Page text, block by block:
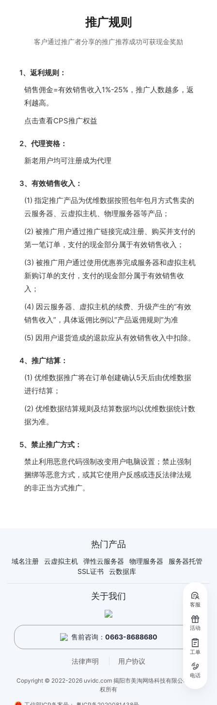
推广规则
客户通过推广者分享的推广推荐成功可获现金奖励
1、返利规则：
销售佣金=有效销售收入1%-25%，推广人数越多，返
利越高。
点击查看CPS推广权益
2、代理资格：
新老用户均可注册成为代理
3、有效销售收入：
(1) 指定推广产品为优维数据按照包年包月方式售卖的
云服务器、云虚拟主机、物理服务器等产品；
(2) 被推广用户通过推广链接完成注册、购买并支付的
第一笔订单，支付的现金部分属于有效销售收入；
(3) 被推广用户通过使用优惠券完成服务器和虚拟主机
新购订单的支付，支付的现金部分属于有效销售收
入；
(4) 因云服务器、虚拟主机的续费、升级产生的“有效
销售收入”，具体返佣比例以“产品返佣规则”为准
(5) 因用户退货造成的退款应从有效销售收入中扣除。
4、推广结算：
(1) 优维数据推广将在订单创建确认5天后由优维数据
进行结算；
(2) 优维数据结算规则及结算数据均以优维数据统计数
据为准。
5、禁止推广方式：
禁止利用恶意代码强制改变用户电脑设置；禁止强制
捆绑等恶意方式，或其它使用户反感或违反法律法规
的非正当方式推广。
热门产品
域名注册 云虚拟主机 弹性云服务器 物理服务器
服务器托管
SSL证书
云数据库
关于我们
售前咨询： 0663-8688680
法律声明 用户协议
Copyright © 2022-2026 uvidc.com 揭阳市美淘网络科技有限公司 - 版
权所有
客服
活动
工单
电话